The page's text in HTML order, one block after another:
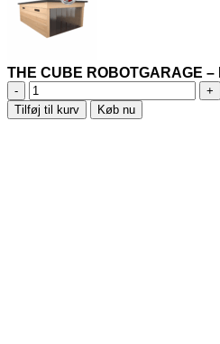
THE CUBE ROBOTGARAGE –
THE
CUBE
ROBOTGARAGE
Tilføj til kurv Køb nu